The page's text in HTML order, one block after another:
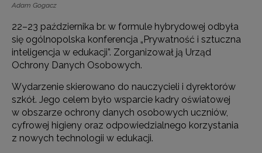
Adam Gogacz
22–23 października br. w formule hybrydowej odbyła
się ogólnopolska konferencja „Prywatność i sztuczna
inteligencja w edukacji”. Zorganizował ją Urząd
Ochrony Danych Osobowych.
Wydarzenie skierowano do nauczycieli i dyrektorów
szkół. Jego celem było wsparcie kadry oświatowej
w obszarze ochrony danych osobowych uczniów,
cyfrowej higieny oraz odpowiedzialnego korzystania
z nowych technologii w edukacji.